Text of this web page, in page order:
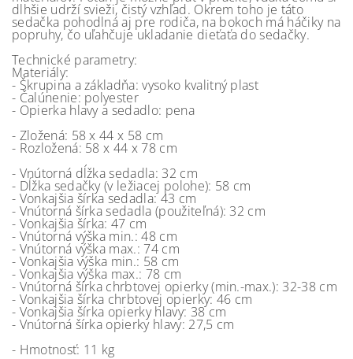
dlhšie udrží svieži, čistý vzhľad. Okrem toho je táto
sedačka pohodlná aj pre rodiča, na bokoch má háčiky na
popruhy, čo uľahčuje ukladanie dieťaťa do sedačky.
Technické parametry:
Materiály:
- Škrupina a základňa: vysoko kvalitný plast
- Čalúnenie: polyester
- Opierka hlavy a sedadlo: pena
- Zložená: 58 x 44 x 58 cm
- Rozložená: 58 x 44 x 78 cm
- Vnútorná dĺžka sedadla: 32 cm
- Dĺžka sedačky (v ležiacej polohe): 58 cm
- Vonkajšia šírka sedadla: 43 cm
- Vnútorná šírka sedadla (použiteľná): 32 cm
- Vonkajšia šírka: 47 cm
- Vnútorná výška min.: 48 cm
- Vnútorná výška max.: 74 cm
- Vonkajšia výška min.: 58 cm
- Vonkajšia výška max.: 78 cm
- Vnútorná šírka chrbtovej opierky (min.-max.): 32-38 cm
- Vonkajšia šírka chrbtovej opierky: 46 cm
- Vonkajšia šírka opierky hlavy: 38 cm
- Vnútorná šírka opierky hlavy: 27,5 cm
- Hmotnosť: 11 kg